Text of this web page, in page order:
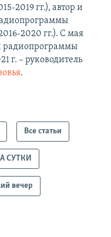
2019 гг.), автор и
2020 гг.)​. С мая
радиопрограммы
г. – руководитель
.
Все статьи
СУТКИ
вечер